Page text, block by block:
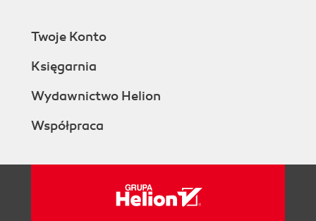
3.3. LMHOSTS
3.4.1. The Domain Hierarchy
3.4.2. Creating Domains and
3.4.3. Domain Names
Name Resolution
3.5.1.1. Registering, renewing, and
Twoje Konto
Księgarnia
Wydawnictwo Helion
Współpraca